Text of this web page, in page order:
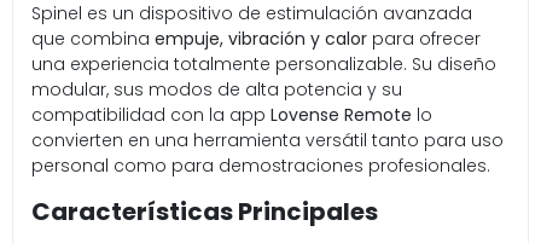
Spinel es un dispositivo de estimulación avanzada
que combina empuje, vibración y calor para ofrecer
una experiencia totalmente personalizable. Su diseño
modular, sus modos de alta potencia y su
compatibilidad con la app Lovense Remote lo
convierten en una herramienta versátil tanto para uso
personal como para demostraciones profesionales.
Características Principales